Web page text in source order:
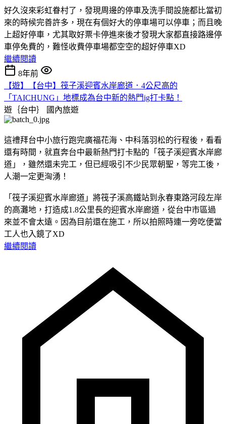
好久沒來彩虹眷村了，發現周邊的停車及洗手間設施都比當初
來的時候完善許多，現在有個好大的停車場可以停車；而且晚
上超好停車，尤其取好票卡停進來後才發現大家都直接路邊停
車停免費的，難怪收費停車場都空空的超好停車XD
繼續閱讀
8年前
【遊】【台中】筏子溪迎賓水岸廊道．4公尺高的
「TAICHUNG」地標成為台中新的熱門ig打卡點！
遊｛台中｝
國內旅遊
這禮拜台中小旅行跑完廣福花海、中科落羽松的行程後，看看
還有時間，就直奔台中最新熱門打卡點的「筏子溪迎賓水岸廊
道」，雖然還未完工，但已經吸引不少民眾朝聖，等完工後，
人潮一定更洶湧！
「筏子溪迎賓水岸廊道」將筏子溪高鐵站到永春東路河段左岸
的高灘地，打造成1.8公里長的迎賓水岸廊道，從台中市區過
來並不會太遠。因為目前還在施工，所以拍照時連一旁吃便當
工人也入鏡了XD
繼續閱讀